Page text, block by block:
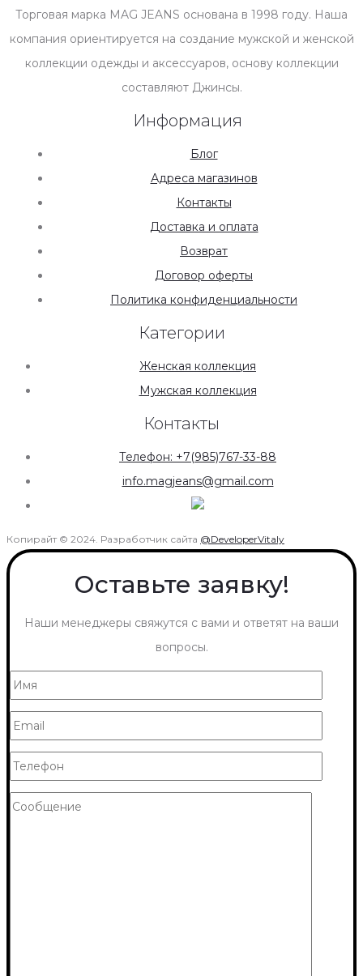
Торговая марка MAG JEANS основана в 1998 году. Наша
компания ориентируется на создание мужской и женской
коллекции одежды и аксессуаров, основу коллекции
составляют Джинсы.
Информация
Блог
Адреса магазинов
Контакты
Доставка и оплата
Возврат
Договор оферты
Политика конфиденциальности
Категории
Женская коллекция
Мужская коллекция
Контакты
Телефон: +7(985)767-33-88
info.magjeans@gmail.com
Копирайт © 2024. Разработчик сайта @DeveloperVitaly
Оставьте заявку!
Наши менеджеры свяжутся с вами и ответят на ваши
вопросы.